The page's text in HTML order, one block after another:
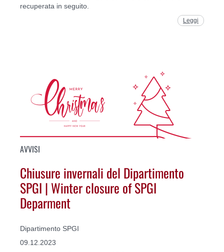
recuperata in seguito.
Leggi
AVVISI
Chiusure invernali del Dipartimento
SPGI | Winter closure of SPGI
Deparment
Dipartimento SPGI
09.12.2023